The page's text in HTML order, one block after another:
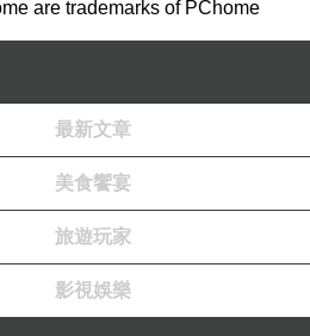
are trademarks of PChome
最新文章
美食饗宴
旅遊玩家
影視娛樂